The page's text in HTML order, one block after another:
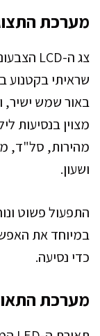
מערכת
שראיתי בקטנוע
באור שמש ישיר,
מצוין בנסיעות
מהירות, סל"ד,
ושעון.
התפעול פשוט
במיוחד את
כדי נסיעה.
מערכת